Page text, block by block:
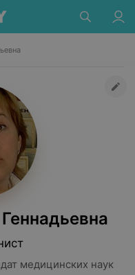
медицинских наук